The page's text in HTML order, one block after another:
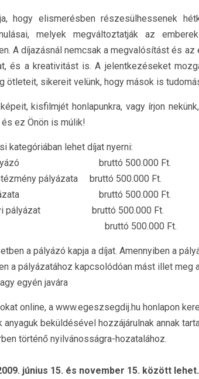
hogy elismerésben részesülhessenek
melyek megváltoztatják az
A díjazásnál nemcsak a megvalósítást és
és a kreativitást is. A jelentkezéseket
ötleteit, sikereit velünk, hogy mások is
kisfilmjét honlapunkra, vagy írjon
ez Önön is múlik!
kategóriában lehet díjat nyerni:
pályázó bruttó 500.000 Ft.
pályázata bruttó 500.000 Ft.
bruttó 500.000 Ft.
pályázat bruttó 500.000 Ft.
bruttó 500.000 Ft.
a pályázó kapja a díjat. Amennyiben a
a pályázatához kapcsolódóan mást illet meg
egyén javára
online, a www.egeszsegdij.hu honlapon
anyaguk beküldésével hozzájárulnak annak
történő nyilvánosságra-hozatalához.
június 15. és november 15. között lehet.